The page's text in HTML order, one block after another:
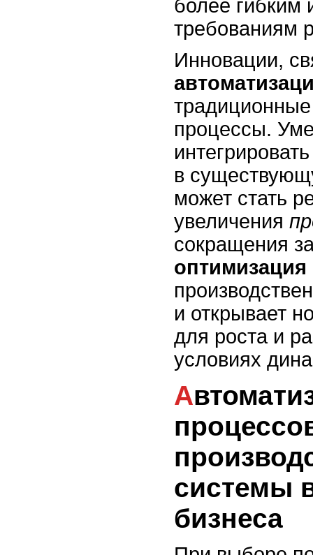
более гибким
требованиям
Инновации,
процессы.
в
может стать
увеличения
сокращения
оптимизация
и открывает
для роста и
условиях
Автоматизация
системы
бизнеса